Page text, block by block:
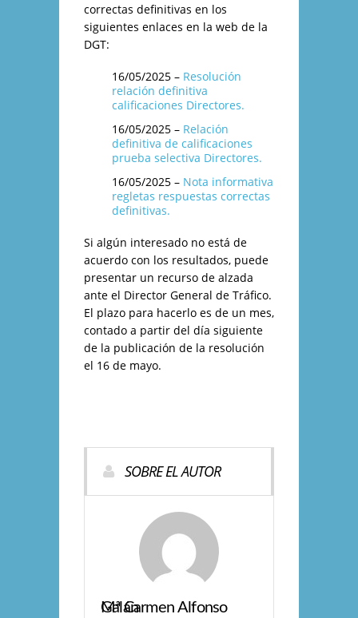
correctas definitivas en los
siguientes enlaces en la web de la
DGT:
16/05/2025 – Resolución
relación definitiva
calificaciones Directores.
16/05/2025 – Relación
definitiva de calificaciones
prueba selectiva Directores.
16/05/2025 – Nota informativa
regletas respuestas correctas
definitivas.
Si algún interesado no está de
acuerdo con los resultados, puede
presentar un recurso de alzada
ante el Director General de Tráfico.
El plazo para hacerlo es de un mes,
contado a partir del día siguiente
de la publicación de la resolución
el 16 de mayo.
SOBRE EL AUTOR
Mª Carmen Alfonso Galán